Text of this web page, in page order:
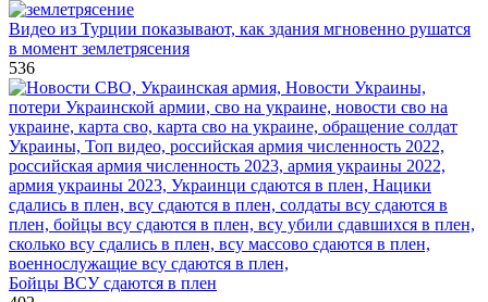
Видео из Турции показывают, как здания мгновенно рушатся
в момент землетрясения
536
Бойцы ВСУ сдаются в плен